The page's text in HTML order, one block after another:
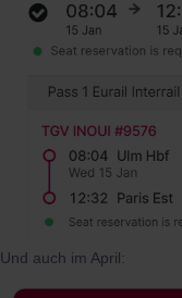
Und auch im April: